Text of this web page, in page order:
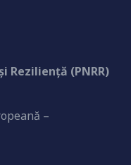
Reziliență (PNRR)
–